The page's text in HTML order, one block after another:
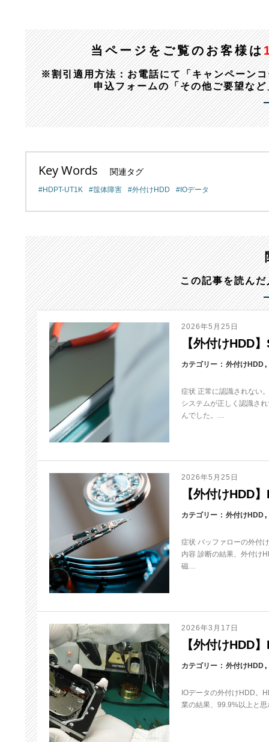
当ページをご覧のお客様は
※割引適用方法：お電話にて「キャンペーン
申込フォームの「その他ご要望な
Key Words 関連タグ
HDPT-UT1K 筺体障害 外付けHDD IOデータ
この記事を読ん
2026年5月25日
【外付けHDD
カテゴリー 外付けHDD
症状 正常に認識されない
システムが正しく認識さ
んでした。…
2026年5月25日
【外付けHDD
カテゴリー 外付けHDD
症状 バッファローの外付
内容 診断の結果、外付け
磁…
2026年3月17日
【外付けHDD
カテゴリー 外付けHDD
IOデータの外付けHDD。
業の結果、99.9%以上と